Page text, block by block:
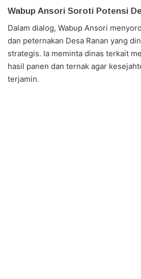
Wabup Ansori Soroti Potensi
Dalam dialog, Wabup Ansori
dan peternakan Desa Ranan yang
strategis. Ia meminta dinas terkait
hasil panen dan ternak agar
terjamin.